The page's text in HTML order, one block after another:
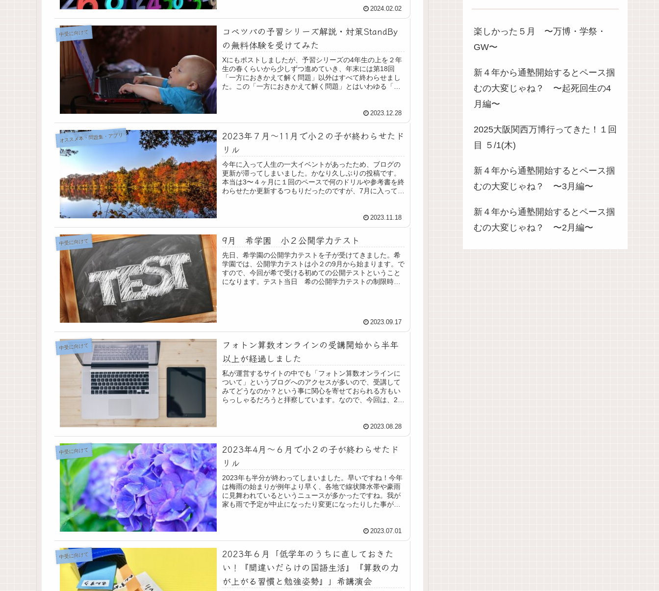
2024.02.02
中受に向けて
コベツバの予習シリーズ解説・対策StandBy
の無料体験を受けてみた
Xにもポストしましたが、予習シリーズの4年生の上を２年
生の春くらいから少しずつ進めていき、年末には第18回
「一方におきかえて解く問題」以外はすべて終わらせまし
た。この「一方におきかえて解く問題」とはいわゆる「つ
2023.12.28
オススメ本・問題集・アプリ
2023年７月〜11月で小２の子が終わらせたド
リル
今年に入って人生の一大イベントがあったため、ブログの
更新が滞ってしまいました。かなり久しぶりの投稿です。
本当は3〜４ヶ月に１回のペースで何のドリルや参考書を終
わらせたか更新するつもりだったのですが、7月に入って忙
2023.11.18
中受に向けて 9月 希学園 小２公開学力テスト
先日、希学園の公開学力テストを子が受けてきました。希
学園では、公開学力テストは小２の9月から始まります。で
すので、今回が希で受ける初めての公開テストということ
になります。テスト当日 希の公開学力テストの制限時間
2023.09.17
中受に向けて
フォトン算数オンラインの受講開始から半年
以上が経過しました
私が運営するサイトの中でも「フォトン算数オンラインに
ついて」というブログへのアクセスが多いので、受講して
みてどうなのか？という事に関心を寄せておられる方もい
らっしゃるだろうと拝察しています。なので、今回は、2月
2023.08.28
中受に向けて
2023年4月〜６月で小２の子が終わらせたド
リル
2023年も半分が終わってしまいました。早いですね！今年
は梅雨の始まりが例年より早く、各地で線状降水帯や豪雨
に見舞われているというニュースが多かったですね。我が
家も雨で予定が中止になったり変更になったりした事が
2023.07.01
中受に向けて
2023年６月「低学年のうちに直しておきた
い！『間違いだらけの国語生活』『算数の力
が上がる習慣と勉強姿勢』」希講演会
楽しかった５月 〜万博・学祭・
GW〜
新４年から通塾開始するとペース掴
むの大変じゃね？ 〜起死回生の4
月編〜
2025大阪関西万博行ってきた！１回
目 ５/1(木)
新４年から通塾開始するとペース掴
むの大変じゃね？ 〜3月編〜
新４年から通塾開始するとペース掴
むの大変じゃね？ 〜2月編〜